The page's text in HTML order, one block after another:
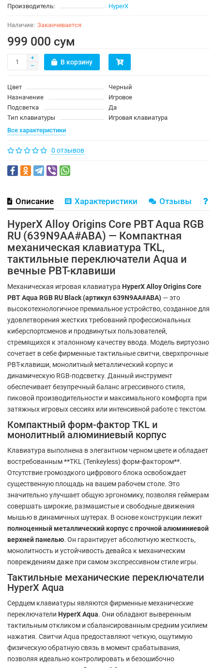
Производитель:
HyperX
Заканчивается
999 000 сум
В корзину
Цвет
Черный
Назначение
Игровое
Подсветка
Да
Тип клавиатуры
Игровая клавиатура
Все характеристики
0 отзывов
Описание Характеристики Отзывы
HyperX Alloy Origins Core PBT Aqua RGB
RU (639N9AA#ABA) — Компактная
механическая клавиатура TKL,
тактильные переключатели Aqua и
вечные PBT-клавиши
Механическая игровая клавиатура HyperX Alloy Origins Core
PBT Aqua RGB RU Black (артикул 639N9AA#ABA) — это
высокотехнологичное премиальное устройство, созданное для
удовлетворения жестких требований профессиональных
киберспортсменов и продвинутых пользователей,
стремящихся к эталонному качеству ввода. Модель виртуозно
сочетает в себе фирменные тактильные свитчи, сверхпрочные
PBT-клавиши, монолитный металлический корпус и
динамическую RGB-подсветку. Данный инструмент
обеспечивает безупречный баланс агрессивного стиля,
пиковой производительности и максимального комфорта при
затяжных игровых сессиях или интенсивной работе с текстом.
Компактный форм-фактор TKL и
монолитный алюминиевый корпус
Клавиатура выполнена в элегантном черном цвете и обладает
востребованным **TKL (Tenkeyless) форм-фактором**.
Отсутствие громоздкого цифрового блока освобождает
существенную площадь на вашем рабочем столе. Это
значительно улучшает общую эргономику, позволяя геймерам
совершать широкие, размашистые и свободные движения
мышью в динамичных шутерах. В основе конструкции лежит
полноценный металлический корпус с прочной алюминиевой
верхней панелью. Он гарантирует абсолютную жесткость,
монолитность и устойчивость девайса к механическим
повреждениям даже при самом экспрессивном стиле игры.
Тактильные механические переключатели
HyperX Aqua
Сердцем клавиатуры являются фирменные механические
переключатели HyperX Aqua. Они обладают выверенным
тактильным откликом и сбалансированным средним усилием
нажатия. Свитчи Aqua предоставляют четкую, ощутимую
физическую обратную связь в момент срабатывания,
позволяя идеально контролировать и безошибочно